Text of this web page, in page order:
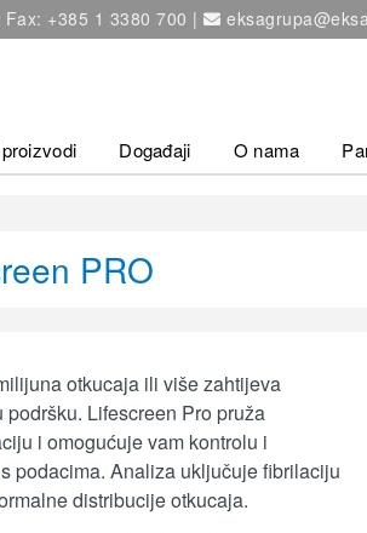
Fax: +385 1 3380 700 |
Događaji O nama
PRO
otkucaja ili više zahtijeva
podršku. Lifescreen Pro pruža
i omogućuje vam kontrolu i
podacima. Analiza uključuje fibrilaciju
distribucije otkucaja.